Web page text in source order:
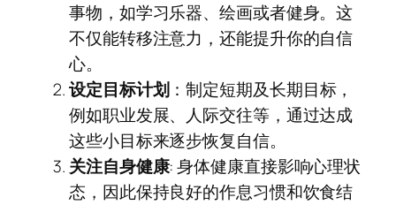
事物，如学习乐器、绘画或者健身。这
不仅能转移注意力，还能提升你的自信
心。
设定目标计划 ：制定短期及长期目标，
例如职业发展、人际交往等，通过达成
这些小目标来逐步恢复自信。
关注自身健康: 身体健康直接影响心理状
态，因此保持良好的作息习惯和饮食结